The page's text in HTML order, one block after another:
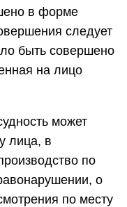
в форме
следует
быть совершено
на лицо
может
лица, в
по
о
по месту